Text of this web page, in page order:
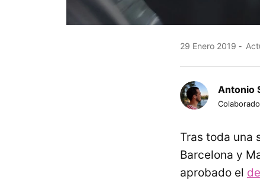
29 Enero 2019
Antonio
Tras toda una
Barcelona y
aprobado el